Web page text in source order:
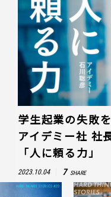
学生起業の失敗
アイデミー社 社
「人に頼る力」
2023.10.04 7 SHARE